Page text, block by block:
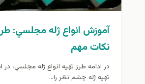
آموزش انواع ژله مجلسي:
نكات مهم
در ادامه طرز تهيه انواع ژله مجلسي،
تهيه ژله چشم نظر را...